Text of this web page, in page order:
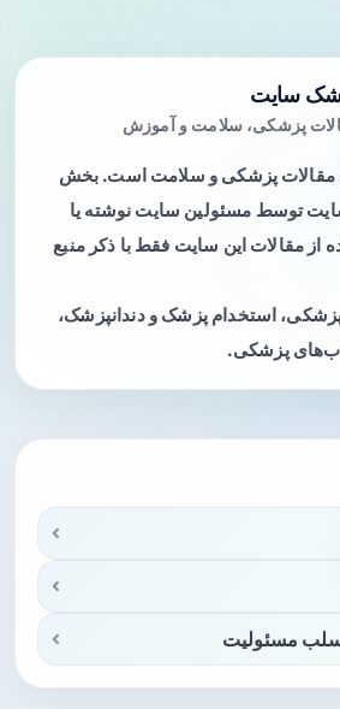
سایت
پزشکی، سلامت و آموزش
مقالات پزشکی و سلامت است. بخش
توسط مسئولین سایت نوشته یا
از مقالات این سایت فقط با ذکر منبع
استخدام پزشک و دندانپزشک،
مسئولیت